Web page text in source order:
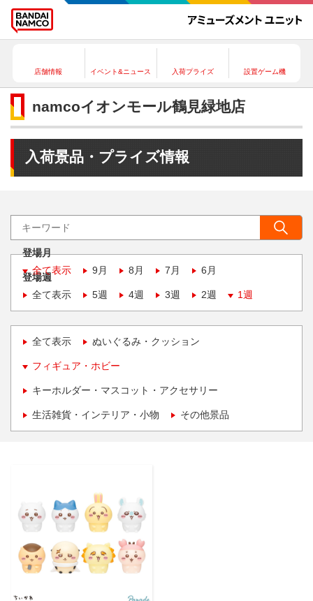
店舗情報 イベント&ニュース 入荷プライズ 設置ゲーム機
namcoイオンモール鶴見緑地店
入荷景品・プライズ情報
登場月
全て表示
9月 8月 7月 6月
登場週
全て表示
5週 4週 3週 2週 1週
全て表示 ぬいぐるみ・クッション
フィギュア・ホビー
キーホルダー・マスコット・アクセサリー
生活雑貨・インテリア・小物 その他景品